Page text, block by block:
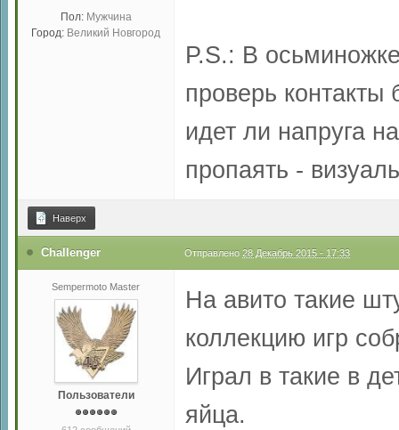
Пол: Мужчина
Город: Великий Новгород
P.S.: В
проверь контакты
идет ли напруга
пропаять -
Наверх
Challenger Отправлено 28 Декабрь 2015 - 17:33
Sempermoto Master
Пользователи
На авито такие
коллекцию игр
Играл в такие в
яйца.